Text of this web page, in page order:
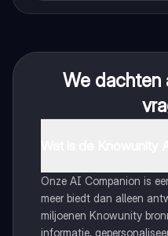
We dachten
Onze AI Companion is
meer biedt dan alleen
miljoenen Knowunity
informatie,